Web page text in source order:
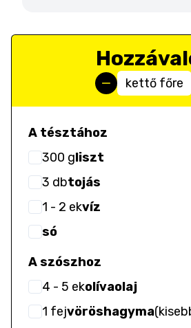
kettő főre
A tésztához
300 gliszt
3 dbtojás
1 - 2 ekvíz
só
A szószhoz
4 - 5 ekolívaolaj
1 fejvöröshagyma(